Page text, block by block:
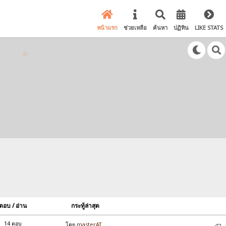
หน้าแรก ช่วยเหลือ ค้นหา ปฏิทิน LIKE STATS
อบ / อ่าน กระทู้ล่าสุด
14 ตอบ